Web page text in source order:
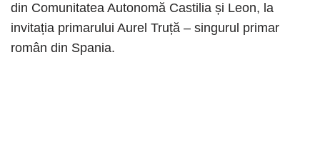
din Comunitatea Autonomă Castilia și Leon, la
invitația primarului Aurel Truță – singurul primar
român din Spania.